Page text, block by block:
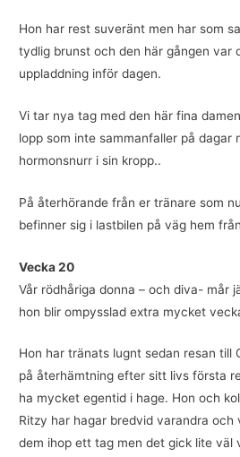
Hon har rest suveränt men har som
tydlig brunst och den här gången var
uppladdning inför dagen.
Vi tar nya tag med den här fina
lopp som inte sammanfaller på dagar
hormonsnurr i sin kropp..
På återhörande från er tränare som
befinner sig i lastbilen på väg hem
Vecka 20
Vår rödhåriga donna – och diva- mår
hon blir ompysslad extra mycket
Hon har tränats lugnt sedan resan till
på återhämtning efter sitt livs första
ha mycket egentid i hage. Hon och
Ritzy har hagar bredvid varandra
dem ihop ett tag men det gick lite väl